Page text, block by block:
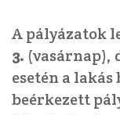
A pályázatok
3. (vasárnap),
esetén a
beérkezett